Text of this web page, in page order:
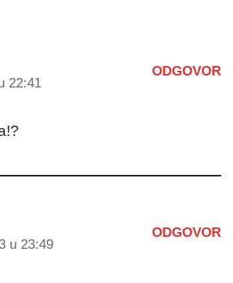
22:41
ODGOVOR
u 23:49
ODGOVOR